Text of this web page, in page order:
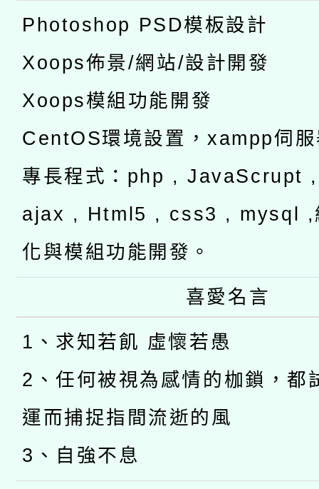
Photoshop PSD模板設計
Xoops佈景/網站/設計開發
Xoops模組功能開發
CentOS環境設置，xampp伺
專長程式：php , JavaScrupt
ajax , Html5 , css3 , mysql ,
化與模組功能開發。
喜愛名言
1、求知若飢 虛懷若愚
2、任何被視為感情的枷鎖，都
運而捕捉指間流逝的風
3、自強不息